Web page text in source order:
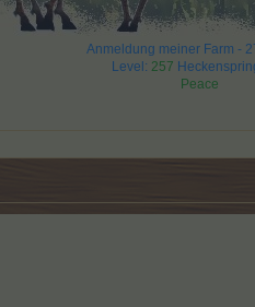
Anmeldung meiner Farm -
Level: 257
Peace